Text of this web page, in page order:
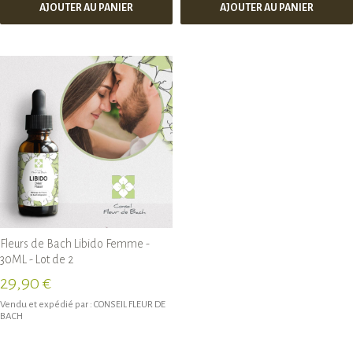
AJOUTER AU PANIER AJOUTER AU PANIER
Fleurs de Bach Libido Femme -
30ML - Lot de 2
29,90 €
Vendu et expédié par : CONSEIL FLEUR DE
BACH